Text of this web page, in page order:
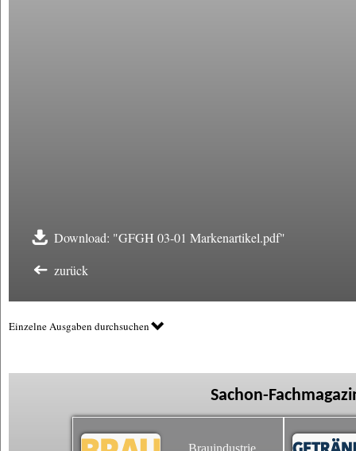
Download: "GFGH 03-01 Markenartikel.pdf"
zurück
Einzelne Ausgaben durchsuchen
Sachon-
Brauindustrie